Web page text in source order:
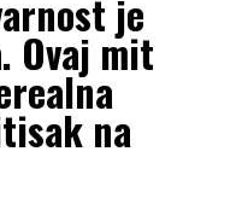
je
Ovaj mit
na